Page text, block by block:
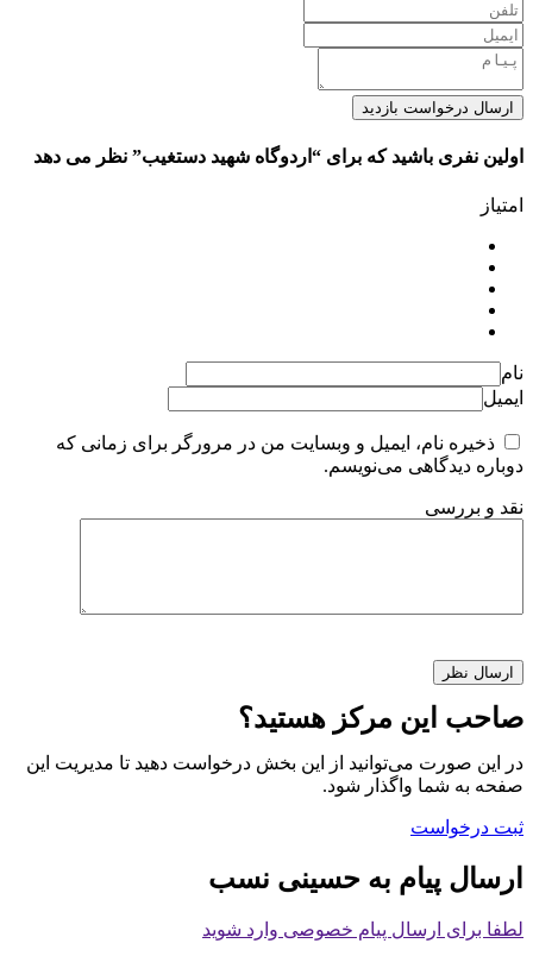
ارسال درخواست بازدید
اولین نفری باشید که برای “اردوگاه شهید دستغیب” نظر می دهد
امتیاز
نام
ایمیل
ذخیره نام، ایمیل و وبسایت من در مرورگر برای زمانی که
دوباره دیدگاهی می‌نویسم.
نقد و بررسی
صاحب این مرکز هستید؟
در این صورت می‌توانید از این بخش درخواست دهید تا مدیریت این
صفحه به شما واگذار شود.
ثبت درخواست
ارسال پیام به حسینی نسب
لطفا برای ارسال پیام خصوصی وارد شوید